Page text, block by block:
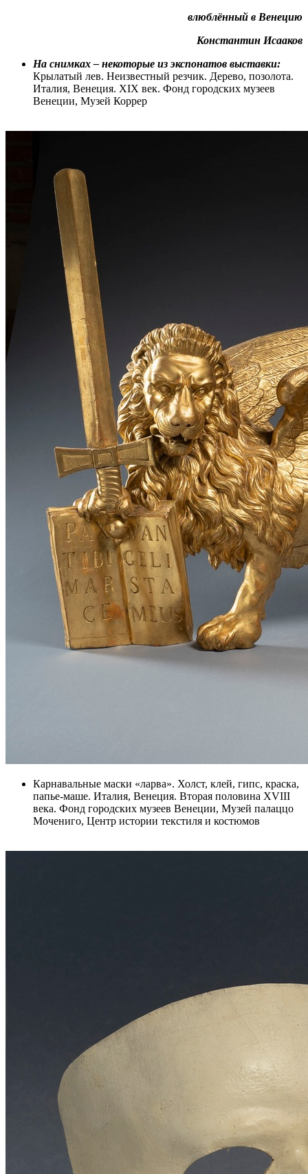
влюблённый в Венецию
Константин Исааков
На снимках – некоторые из экспонатов выставки:
Крылатый лев. Неизвестный резчик. Дерево, позолота.
Италия, Венеция. XIX век. Фонд городских музеев
Венеции, Музей Коррер
Карнавальные маски «ларва». Холст, клей, гипс, краска,
папье-маше. Италия, Венеция. Вторая половина XVIII
века. Фонд городских музеев Венеции, Музей палаццо
Мочениго, Центр истории текстиля и костюмов